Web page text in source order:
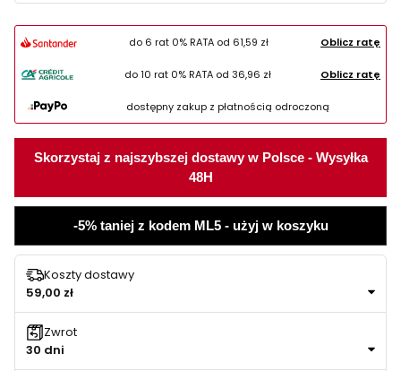
do 6 rat 0% RATA od 61,59 zł Oblicz ratę
do 10 rat 0% RATA od 36,96 zł Oblicz ratę
dostępny zakup z płatnością odroczoną
Skorzystaj z najszybszej dostawy w Polsce - Wysyłka
48H
-5% taniej z kodem ML5 - użyj w koszyku
Koszty dostawy
59,00 zł
Zwrot
30 dni